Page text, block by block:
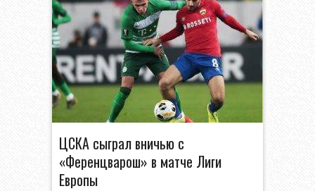
ЦСКА сыграл вничью с
«Ференцварош» в матче Лиги
Европы